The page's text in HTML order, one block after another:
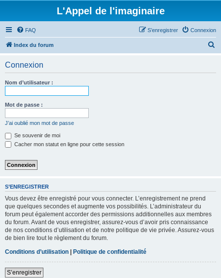
L'Appel de l'imaginaire
FAQ Connexion
S’enregistrer
Index du forum
Connexion
Nom d’utilisateur :
Mot de passe :
J’ai oublié mon mot de passe
Se souvenir de moi
Cacher mon statut en ligne pour cette session
S’ENREGISTRER
Vous devez être enregistré pour vous connecter. L’enregistrement ne prend
que quelques secondes et augmente vos possibilités. L’administrateur du
forum peut également accorder des permissions additionnelles aux membres
du forum. Avant de vous enregistrer, assurez-vous d’avoir pris connaissance
de nos conditions d’utilisation et de notre politique de vie privée. Assurez-vous
de bien lire tout le règlement du forum.
Conditions d’utilisation | Politique de confidentialité
S’enregistrer